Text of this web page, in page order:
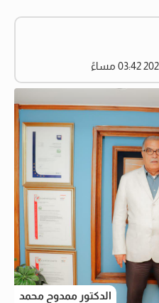
الدكتور ممدوح محمد